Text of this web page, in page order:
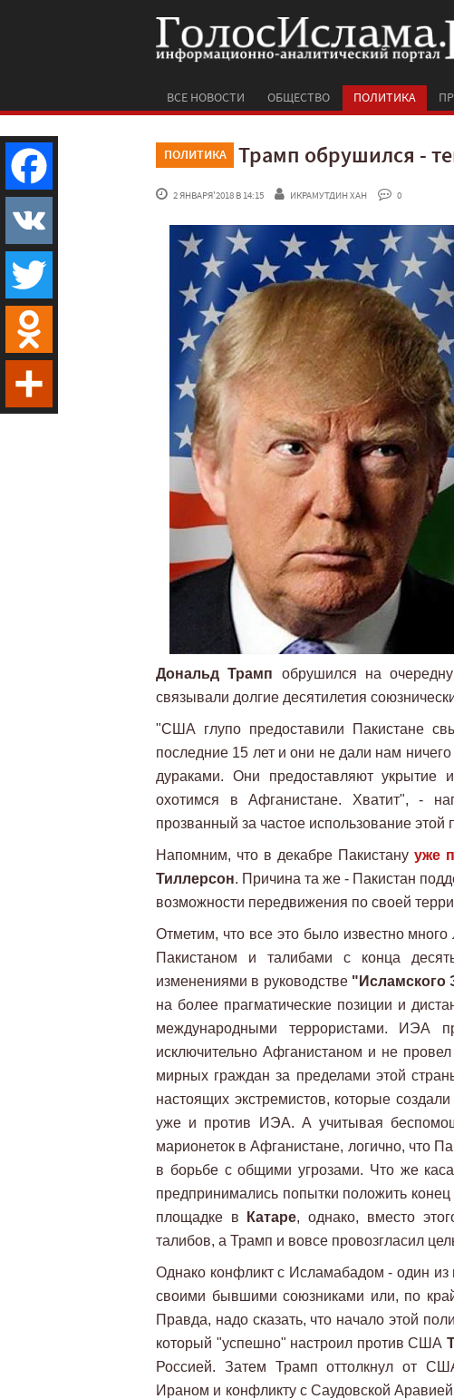
ВСЕ НОВОСТИ ОБЩЕСТВО ПОЛИТИКА
ПОЛИТИКА Трамп обрушился -
2 ЯНВАРЯ'2018 В 14:15 ИКРАМУТДИН ХАН 0
Дональд Трамп обрушился на
связывали долгие десятилетия
"США глупо предоставили Пакистане
последние 15 лет и они не дали нам
дураками. Они предоставляют укрытие
охотимся в Афганистане. Хватит", -
прозванный за частое использование
Напомним, что в декабре Пакистану уже
Тиллерсон. Причина та же - Пакистан
возможности передвижения по своей
Отметим, что все это было известно
Пакистаном и талибами с конца
изменениями в руководстве "Исламского
на более прагматические позиции и
международными террористами. ИЭА
исключительно Афганистаном и не
мирных граждан за пределами этой
настоящих экстремистов, которые
уже и против ИЭА. А учитывая
марионеток в Афганистане, логично, что
в борьбе с общими угрозами. Что же
предпринимались попытки положить
площадке в
Катаре, однако, вместо
талибов, а Трамп и вовсе провозгласил
Однако конфликт с Исламабадом - один
своими бывшими союзниками или, по
Правда, надо сказать, что начало этой
который "успешно" настроил против США
Россией. Затем Трамп оттолкнул от
Ираном и конфликту с Саудовской
Facebook
VK
Twitter
Odnoklassniki